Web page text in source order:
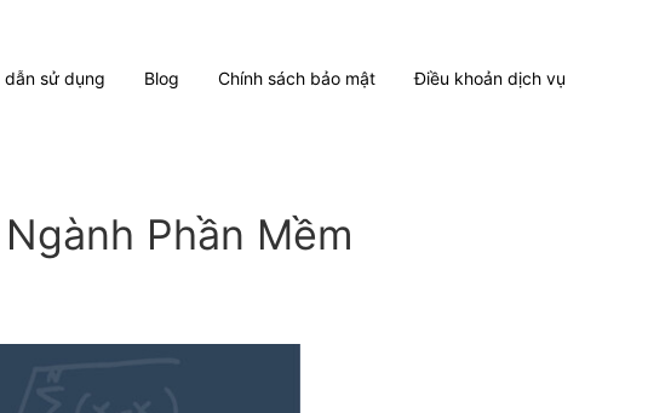
dẫn sử dụng Blog Chính sách bảo mật Điều khoản dịch vụ
Phần Mềm